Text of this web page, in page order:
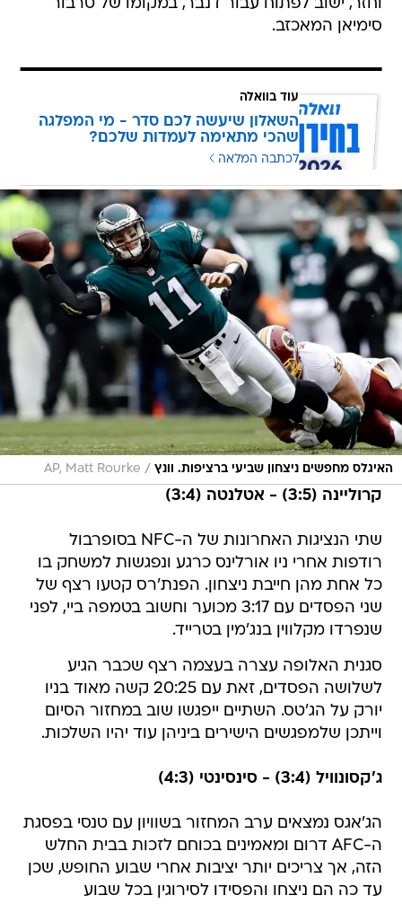
וחזר, ישוב לפתוח עבור דנבר, במקומו של טרבור
סימיאן המאכזב.
עוד בוואלה
השאלון שיעשה לכם סדר - מי המפלגה
שהכי מתאימה לעמדות שלכם?
לכתבה המלאה
האיגלס מחפשים ניצחון שביעי ברציפות. וונץ /
AP, Matt Rourke
קרוליינה (3:5) - אטלנטה (3:4)
שתי הנציגות האחרונות של ה-NFC בסופרבול
רודפות אחרי ניו אורלינס כרגע ונפגשות למשחק בו
כל אחת מהן חייבת ניצחון. הפנת'רס קטעו רצף של
שני הפסדים עם 3:17 מכוער וחשוב בטמפה ביי, לפני
שנפרדו מקלווין בנג'מין בטרייד.
סגנית האלופה עצרה בעצמה רצף שכבר הגיע
לשלושה הפסדים, זאת עם 20:25 קשה מאוד בניו
יורק על הג'טס. השתיים ייפגשו שוב במחזור הסיום
וייתכן שלמפגשים הישירים ביניהן עוד יהיו השלכות.
ג'קסונוויל (3:4) - סינסינטי (4:3)
הג'אגס נמצאים ערב המחזור בשוויון עם טנסי בפסגת
ה-AFC דרום ומאמינים בכוחם לזכות בבית החלש
הזה, אך צריכים יותר יציבות אחרי שבוע החופש, שכן
עד כה הם ניצחו והפסידו לסירוגין בכל שבוע